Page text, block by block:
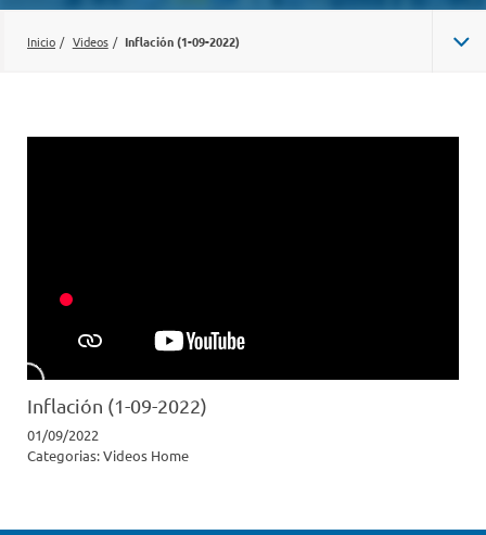
Inicio / Videos / Inflación (1-09-2022)
Inflación (1-09-2022)
01/09/2022
Categorias:Videos Home